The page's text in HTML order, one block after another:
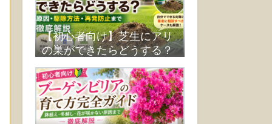
【初心者向け】芝生にアリ
の巣ができたらどうする？
まで徹底解説